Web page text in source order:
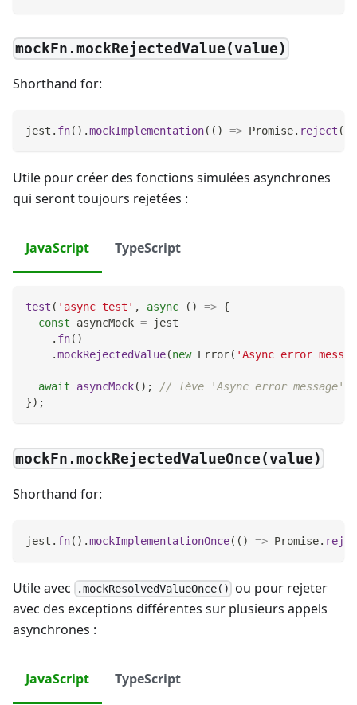
mockFn.mockRejectedValue(value)
Shorthand for:
jest . fn( ) .mockImplementation( ( ) => Promise. reject (
Utile pour créer des fonctions simulées asynchrones
qui seront toujours rejetées :
JavaScript TypeScript
test ( 'async test' , async ( ) => {
const asyncMock = jest
. fn( )
.mockRejectedValue(new Error( 'Async error
await asyncMock( ) ;
// lève 'Async error message'
}) ;
mockFn.mockRejectedValueOnce(value)
Shorthand for:
jest . fn( ) .mockImplementationOnce( ( ) => Promise.
Utile avec .mockResolvedValueOnce() ou pour rejeter
avec des exceptions différentes sur plusieurs appels
asynchrones :
JavaScript TypeScript